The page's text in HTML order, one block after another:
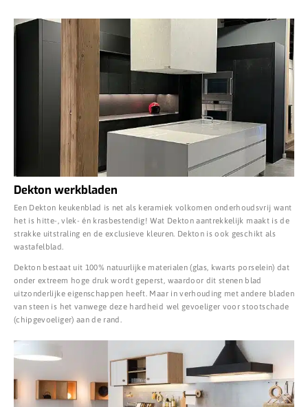
Dekton werkbladen
Een Dekton keukenblad is net als keramiek volkomen onderhoudsvrij want
het is hitte-, vlek- én krasbestendig! Wat Dekton aantrekkelijk maakt is de
strakke uitstraling en de exclusieve kleuren. Dekton is ook geschikt als
wastafelblad.
Dekton bestaat uit 100% natuurlijke materialen (glas, kwarts porselein) dat
onder extreem hoge druk wordt geperst, waardoor dit stenen blad
uitzonderlijke eigenschappen heeft. Maar in verhouding met andere bladen
van steen is het vanwege deze hardheid wel gevoeliger voor stootschade
(chipgevoeliger) aan de rand.